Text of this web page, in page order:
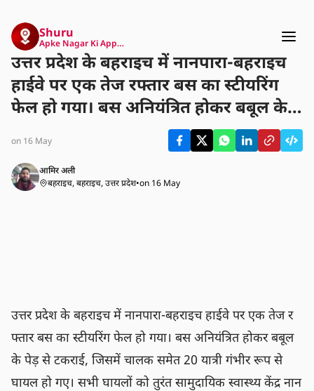
Shuru
Apke Nagar Ki App…
उत्तर प्रदेश के बहराइच में नानपारा-बहराइच
हाईवे पर एक तेज रफ्तार बस का स्टीयरिंग
फेल हो गया। बस अनियंत्रित होकर बबूल के
पेड़ से टकराई, जिसमें चालक समेत 20 यात्री
गंभीर रूप से घायल हो गए। सभी घायलों को
तुरंत सामुदायिक स्वास्थ्य केंद्र नानपारा में भर्ती
कराया गया है।
on 16 May
आमिर अली
बहराइच, बहराइच, उत्तर प्रदेश•on 16 May
उत्तर प्रदेश के बहराइच में नानपारा-बहराइच हाईवे पर एक तेज र
फ्तार बस का स्टीयरिंग फेल हो गया। बस अनियंत्रित होकर बबूल
के पेड़ से टकराई, जिसमें चालक समेत 20 यात्री गंभीर रूप से
घायल हो गए। सभी घायलों को तुरंत सामुदायिक स्वास्थ्य केंद्र नान